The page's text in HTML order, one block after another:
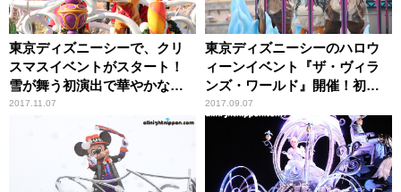
東京ディズニーシーで、クリ
スマスイベントがスタート！
雪が舞う初演出で華やかなム
ードに
2017.11.07
東京ディズニーシーのハロウ
ィーンイベント『ザ・ヴィラ
ンズ・ワールド』開催！初登
場のアクアボート演出に大歓
声！
2017.09.07